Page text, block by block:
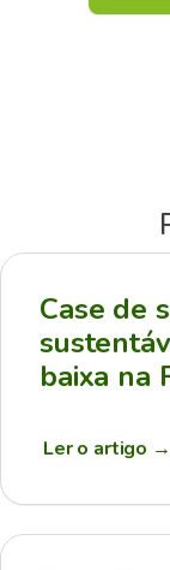
Case de
baixa na
Ler o artigo →